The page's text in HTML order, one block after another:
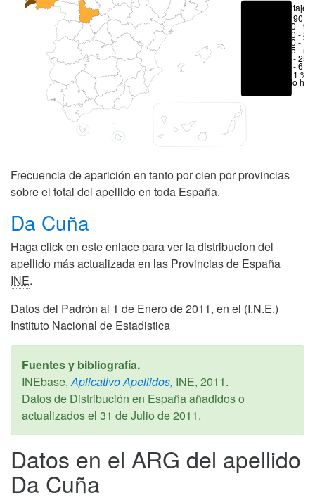
Porcentajes
> 90 %
80 -
70 -
50 -
25 -
6 - 25
1 - 6 %
< 1 %
No hay
Frecuencia de aparición en tanto por cien por provincias
sobre el total del apellido en toda España.
Da Cuña
Haga click en este enlace para ver la distribucion del
apellido más actualizada en las Provincias de España
INE.
Datos del Padrón al 1 de Enero de 2011, en el (I.N.E.)
Instituto Nacional de Estadistica
Fuentes y bibliografía.
INEbase, Aplicativo Apellidos, INE, 2011.
Datos de Distribución en España añadidos o
actualizados el 31 de Julio de 2011.
Datos en el ARG del apellido
Da Cuña